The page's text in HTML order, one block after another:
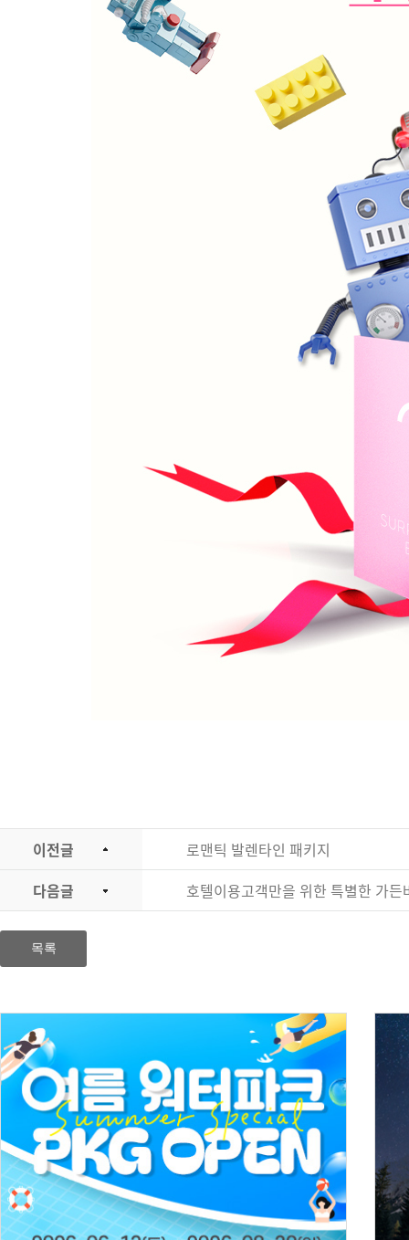
이전글
로맨틱 발렌타인 패키지
다음글
호텔이용고객만을 위한 특별한 가든
목록